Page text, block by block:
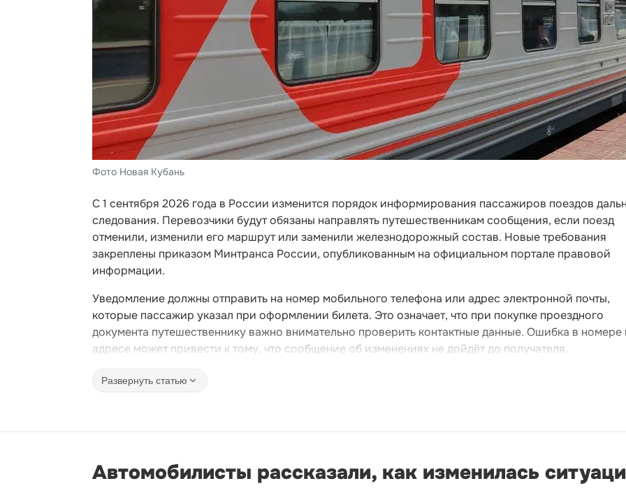
Фото Новая Кубань
С 1 сентября 2026 года в России изменится порядок информирования пассажиров поездов
следования. Перевозчики будут обязаны направлять путешественникам сообщения, если поезд
отменили, изменили его маршрут или заменили железнодорожный состав. Новые требования
закреплены приказом Минтранса России, опубликованным на официальном портале правовой
информации.
Уведомление должны отправить на номер мобильного телефона или адрес электронной почты,
которые пассажир указал при оформлении билета. Это означает, что при покупке проездного
документа путешественнику важно внимательно проверить контактные данные. Ошибка в номере
адресе может привести к тому, что сообщение об изменениях не дойдёт до получателя.
Развернуть статью
Автомобилисты рассказали, как изменилась